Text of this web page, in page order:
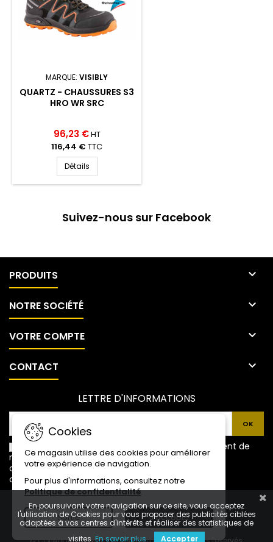
MARQUE: VISIBLY
QUARTZ - CHAUSSURES S3
HRO WR SRC
96,23 €HT
116,44 € TTC
Détails
Suivez-nous sur Facebook
PRODUITS 
NOTRE SOCIÉTÉ 
VOTRE COMPTE 
CONTACT 
Cookies
Ce magasin utilise des cookies pour améliorer
votre expérience de navigation.
Pour plus d'informations, consultez notre
Politique de confidentialité.
Sortie J'accepte
LETTRE D'INFORMATIONS
Je donne mon accord explicite pour le traitement de
mes données personnelles reprises ci-dessus et
déclare avoir pris connaissance de la politique de
confidentialité de l’entreprise.
En poursuivant votre navigation sur ce site, vous acceptez
l'utilisation de Cookies pour vous proposer des publicités ciblées
adaptées à vos centres d'intérêts et réaliser des statistiques de
visites.En savoir plus. Accepter